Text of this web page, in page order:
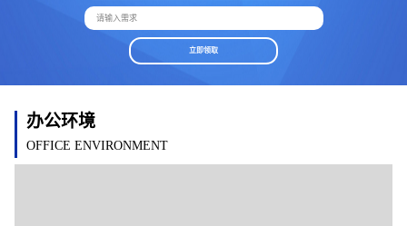
请输入需求
立即领取
办公环境
OFFICE ENVIRONMENT